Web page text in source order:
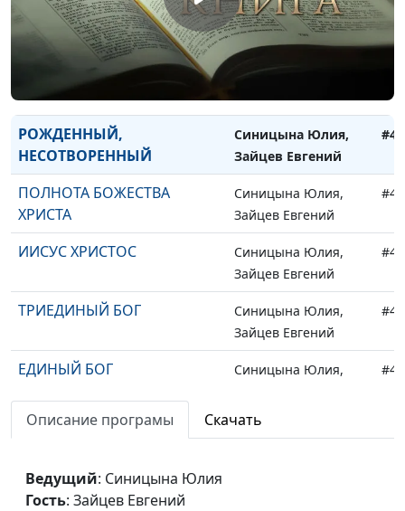
ДУХ СВЯТОЙ
Синицына Юлия,
Зайцев Евгений
ТАЙНА СМЕРТИ СЫНА
БОЖИЯ
Синицына Юлия,
Зайцев Евгений
РОЖДЕННЫЙ,
НЕСОТВОРЕННЫЙ
Синицына Юлия,
Зайцев Евгений
ПОЛНОТА БОЖЕСТВА
ХРИСТА
Синицына Юлия,
Зайцев Евгений
ИИСУС ХРИСТОС
Синицына Юлия,
Зайцев Евгений
ТРИЕДИНЫЙ БОГ
Синицына Юлия,
Зайцев Евгений
ЕДИНЫЙ БОГ
Синицына Юлия,
ПРОБЛЕМА МНОГОБОЖИЯ
Синицына Юлия,
ИСХОД
Описание програмы Скачать
Ведущий: Синицына Юлия
Гость: Зайцев Евгений